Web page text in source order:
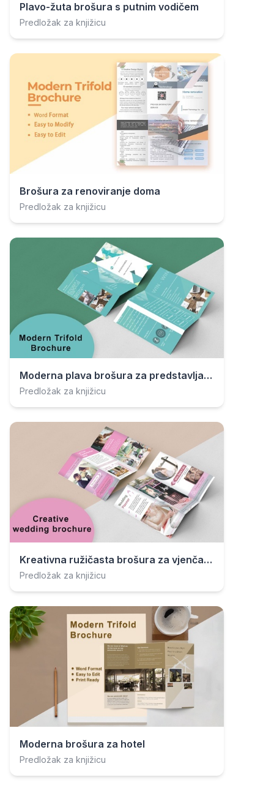
Plavo-žuta brošura s putnim vodičem
Predložak za knjižicu
Brošura za renoviranje doma
Predložak za knjižicu
Moderna plava brošura za predstavljanje
Predložak za knjižicu
Kreativna ružičasta brošura za vjenčanje
Predložak za knjižicu
Moderna brošura za hotel
Predložak za knjižicu